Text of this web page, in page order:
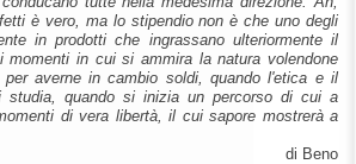
è vero, ma lo stipendio non è che uno degli
in prodotti che ingrassano ulteriormente il
in cui si ammira la natura volendone
averne in cambio soldi, quando l'etica e il
studia, quando si inizia un percorso di cui a
di vera libertà, il cui sapore mostrerà a
di Beno